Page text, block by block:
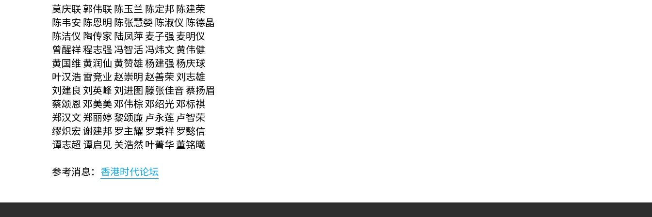
莫庆联 郭伟联 陈玉兰 陈定邦 陈建荣
陈韦安 陈恩明 陈张慧嫈 陈淑仪 陈德晶
陈洁仪 陶传家 陆凤萍 麦子强 麦明仪
曾醒祥 程志强 冯智活 冯炜文 黄伟健
黄国维 黄润仙 黄赞雄 杨建强 杨庆球
叶汉浩 雷竞业 赵崇明 赵善荣 刘志雄
刘建良 刘英峰 刘进图 滕张佳音 蔡扬眉
蔡颂恩 邓美美 邓伟棕 邓绍光 邓标祺
郑汉文 郑丽婷 黎颂廉 卢永莲 卢智荣
缪炽宏 谢建邦 罗主耀 罗秉祥 罗懿信
谭志超 谭启见 关浩然 叶菁华 董铭曦
参考消息： 香港时代论坛